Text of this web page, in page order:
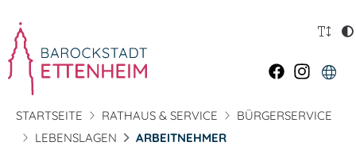
STARTSEITE RATHAUS & SERVICE
BÜRGERSERVICE
LEBENSLAGEN
ARBEITNEHMER